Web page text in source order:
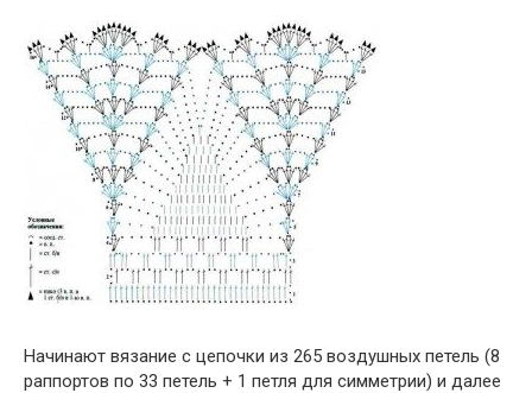
Начинают вязание с цепочки из 265 воздушных петель (8
раппортов по 33 петель + 1 петля для симметрии) и далее